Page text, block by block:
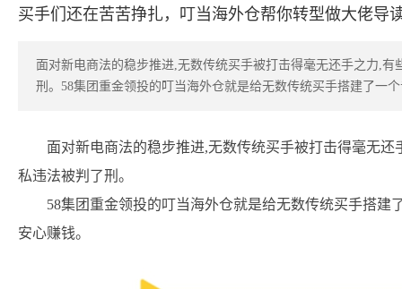
买手们还在苦苦挣扎，叮当海外仓帮你转型做大佬导
面对新电商法的稳步推进,无数传统买手被打击得毫无还手之力,
刑。58集团重金领投的叮当海外仓就是给无数传统买手搭建了一
面对新电商法的稳步推进,无数传统买手被打击得毫无
私违法被判了刑。
58集团重金领投的叮当海外仓就是给无数传统买手搭
安心赚钱。